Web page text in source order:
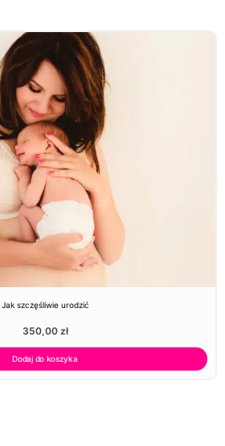
Jak szczęśliwie urodzić
350,00 zł
Dodaj do koszyka